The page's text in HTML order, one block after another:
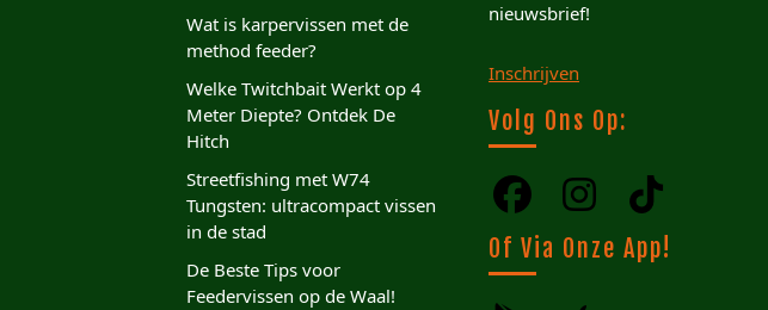
Wat is karpervissen met de
method feeder?
Welke Twitchbait Werkt op 4
Meter Diepte? Ontdek De
Hitch
Streetfishing met W74
Tungsten: ultracompact vissen
in de stad
De Beste Tips voor
Feedervissen op de Waal!
nieuwsbrief!
Inschrijven
Volg Ons Op:
Of Via Onze App!